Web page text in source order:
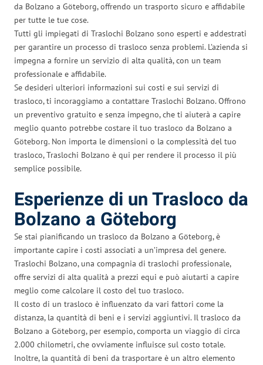
da Bolzano a Göteborg, offrendo un trasporto sicuro e affidabile
per tutte le tue cose.
Tutti gli impiegati di Traslochi Bolzano sono esperti e addestrati
per garantire un processo di trasloco senza problemi. L’azienda si
impegna a fornire un servizio di alta qualità, con un team
professionale e affidabile.
Se desideri ulteriori informazioni sui costi e sui servizi di
trasloco, ti incoraggiamo a contattare Traslochi Bolzano. Offrono
un preventivo gratuito e senza impegno, che ti aiuterà a capire
meglio quanto potrebbe costare il tuo trasloco da Bolzano a
Göteborg. Non importa le dimensioni o la complessità del tuo
trasloco, Traslochi Bolzano è qui per rendere il processo il più
semplice possibile.
Esperienze di un Trasloco da
Bolzano a Göteborg
Se stai pianificando un trasloco da Bolzano a Göteborg, è
importante capire i costi associati a un’impresa del genere.
Traslochi Bolzano, una compagnia di traslochi professionale,
offre servizi di alta qualità a prezzi equi e può aiutarti a capire
meglio come calcolare il costo del tuo trasloco.
Il costo di un trasloco è influenzato da vari fattori come la
distanza, la quantità di beni e i servizi aggiuntivi. Il trasloco da
Bolzano a Göteborg, per esempio, comporta un viaggio di circa
2.000 chilometri, che ovviamente influisce sul costo totale.
Inoltre, la quantità di beni da trasportare è un altro elemento